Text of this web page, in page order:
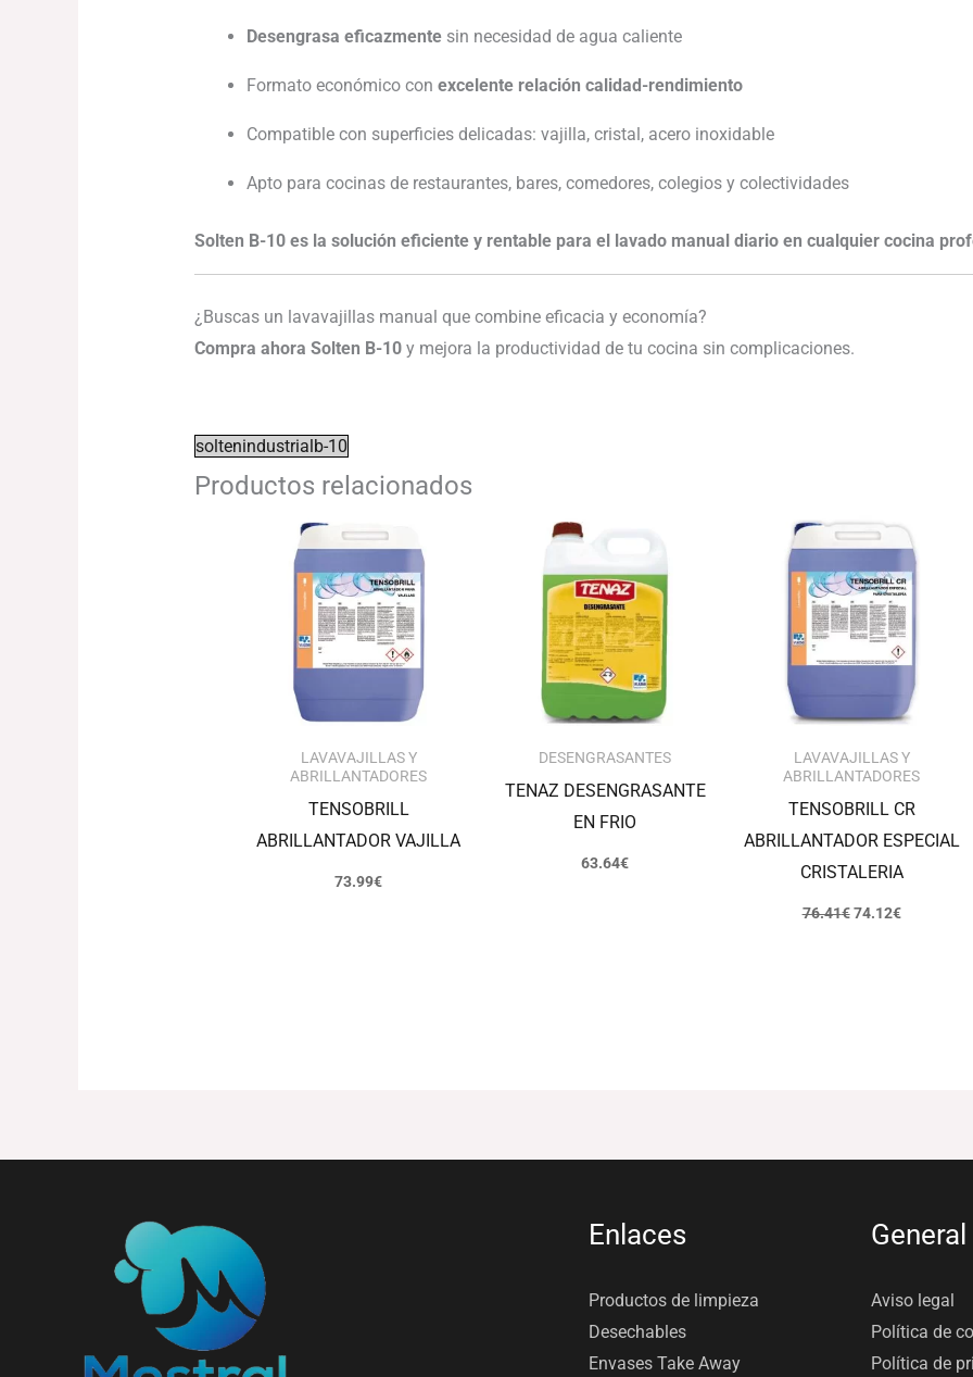
Desengrasa eficazmentesin necesidad de agua caliente
Formato económico con excelente relación calidad-rendimiento
Compatible con superficies delicadas: vajilla, cristal, acero inoxidable
Apto para cocinas de restaurantes, bares, comedores, colegios y colectividades
Solten B-10 es la solución eficiente y rentable para el lavado manual diario en cualquier cocina
¿Buscas un lavavajillas manual que combine eficacia y economía?
Compra ahora Solten B-10y mejora la productividad de tu cocina sin complicaciones.
soltenindustrialb-10
Productos relacionados
LAVAVAJILLAS Y
ABRILLANTADORES
TENSOBRILL
ABRILLANTADOR VAJILLA
73.99€
DESENGRASANTES
TENAZ DESENGRASANTE
EN FRIO
63.64€
LAVAVAJILLAS Y
ABRILLANTADORES
TENSOBRILL CR
ABRILLANTADOR ESPECIAL
CRISTALERIA
76.41€
precio
era:
76.41€.
74.12€
precio
actual
es:
74.12€.
Enlaces
Productos de limpieza
Desechables
Envases Take Away
General
Aviso legal
Política de
Política de